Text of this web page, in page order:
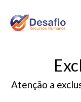
Atenção a